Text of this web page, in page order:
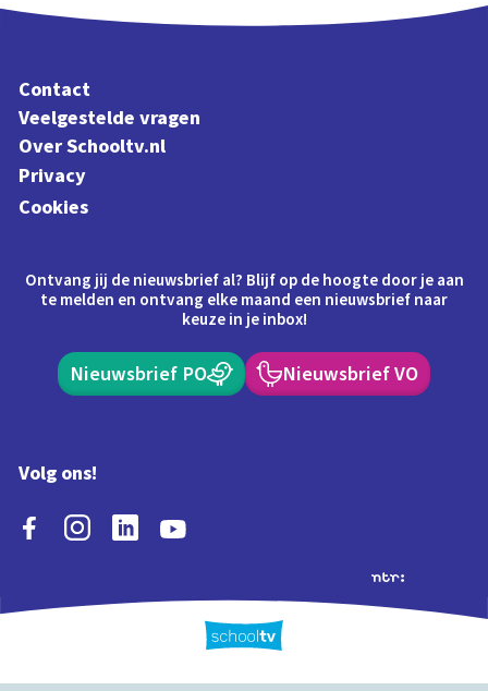
Contact
Veelgestelde vragen
Over Schooltv.nl
Privacy
Cookies
Ontvang jij de nieuwsbrief al? Blijf op de hoogte door je aan
te melden en ontvang elke maand een nieuwsbrief naar
keuze in je inbox!
Nieuwsbrief PO Nieuwsbrief VO
Volg ons!